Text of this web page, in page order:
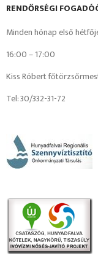
RENDŐRSÉGI
Minden hónap első
16:00 – 17:00
Kiss Róbert
Tel: 30/332-31-72